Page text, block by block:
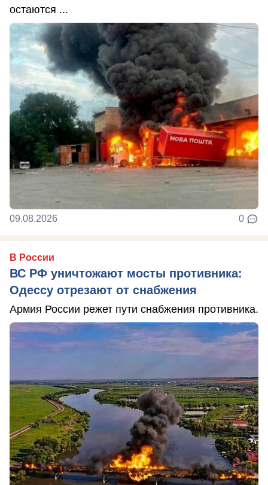
остаются ...
09.08.2026 0
В России
ВС РФ уничтожают мосты противника:
Одессу отрезают от снабжения
Армия России режет пути снабжения противника.